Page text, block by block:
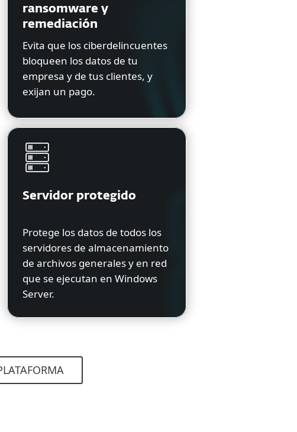
ransomware y
remediación
Evita que los ciberdelincuentes
bloqueen los datos de tu
empresa y de tus clientes, y
exijan un pago.
Servidor protegido
Protege los datos de todos los
servidores de almacenamiento
de archivos generales y en red
que se ejecutan en Windows
Server.